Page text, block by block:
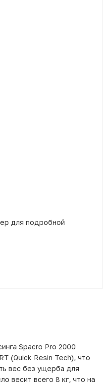
для подробной
Spacro Pro 2000
(Quick Resin Tech), что
вес без ущерба для
весит всего 8 кг, что на